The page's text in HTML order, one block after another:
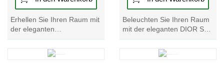
Erhellen Sie Ihren Raum mit
der eleganten
Deckenleuchte DIOR DWL
GU10 weiß/chrom. Werten
Sie Ihre Einrichtung mit...
Beleuchten Sie Ihren Raum
mit der eleganten DIOR SPT
GU10 2L schwarz/chrom
Wand- und Deckenleuchte.
Werten Sie Ihre...